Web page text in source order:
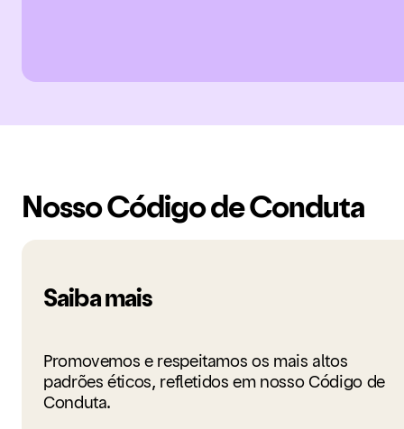
Nosso Código de Conduta
Saiba mais
Promovemos e respeitamos os mais altos
padrões éticos, refletidos em nosso Código de
Conduta.